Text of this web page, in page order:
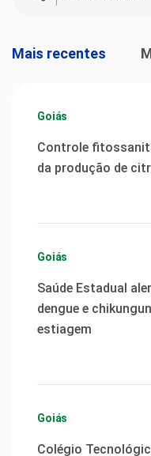
Mais recentes
Goiás
Controle
da produção de
Goiás
Saúde Estadual
dengue e
estiagem
Goiás
Colégio